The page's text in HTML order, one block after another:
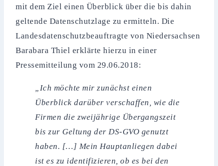
mit dem Ziel einen Überblick über die bis dahin
geltende Datenschutzlage zu ermitteln. Die
Landesdatenschutzbeauftragte von Niedersachsen
Barabara Thiel erklärte hierzu in einer
Pressemitteilung vom 29.06.2018:
„Ich möchte mir zunächst einen
Überblick darüber verschaffen, wie die
Firmen die zweijährige Übergangszeit
bis zur Geltung der DS-GVO genutzt
haben. […] Mein Hauptanliegen dabei
ist es zu identifizieren, ob es bei den